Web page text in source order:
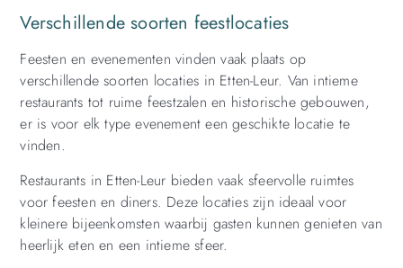
Verschillende soorten feestlocaties
Feesten en evenementen vinden vaak plaats op
verschillende soorten locaties in Etten-Leur. Van intieme
restaurants tot ruime feestzalen en historische gebouwen,
er is voor elk type evenement een geschikte locatie te
vinden.
Restaurants in Etten-Leur bieden vaak sfeervolle ruimtes
voor feesten en diners. Deze locaties zijn ideaal voor
kleinere bijeenkomsten waarbij gasten kunnen genieten van
heerlijk eten en een intieme sfeer.